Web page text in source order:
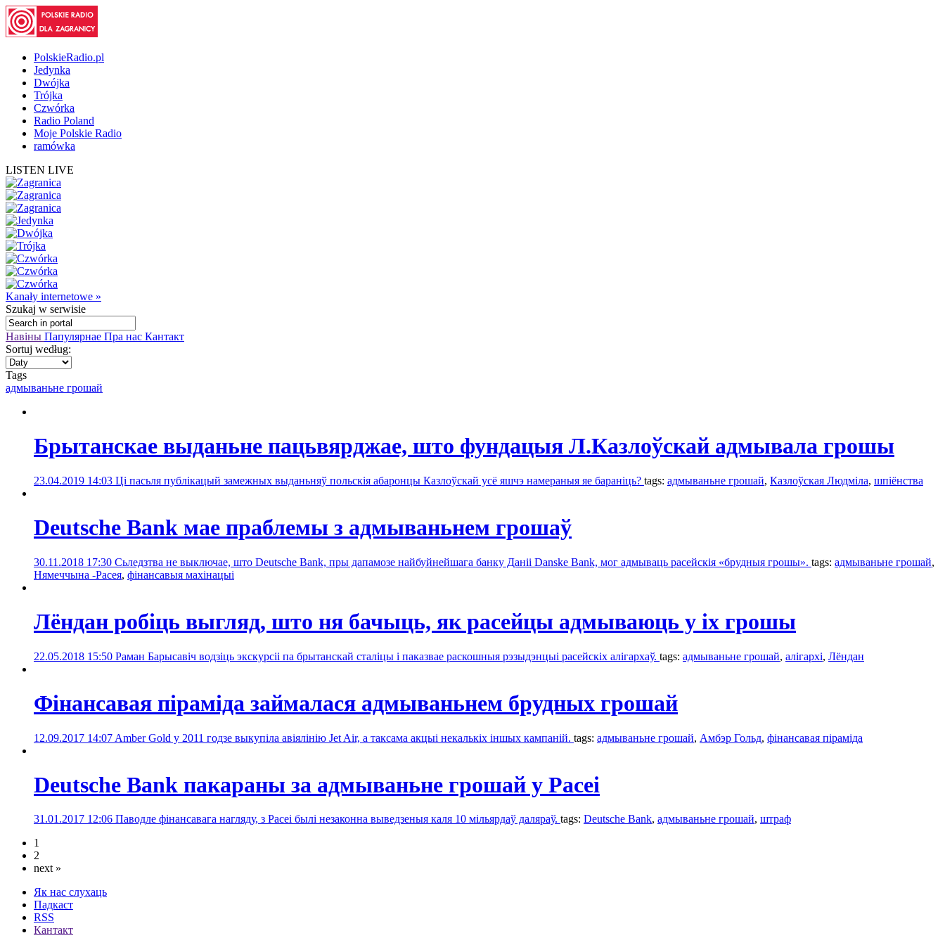
PolskieRadio.pl
Jedynka
Dwójka
Trójka
Czwórka
Radio Poland
Moje Polskie Radio
ramówka
LISTEN LIVE
Kanały internetowe »
Szukaj w serwisie
Навіны Папулярнае Пра нас Кантакт
Sortuj według:
Tags
адмываньне грошай
Брытанскае выданьне пацьвярджае, што фундацыя Л.Казлоўскай адмывала грошы
23.04.2019 14:03 Ці пасьля публікацый замежных выданьняў польскія абаронцы Казлоўскай усё яшчэ намераныя яе бараніць? tags: адмываньне грошай, Казлоўская Людміла, шпіёнства
Deutsche Bank мае праблемы з адмываньнем грошаў
30.11.2018 17:30 Сьледзтва не выключае, што Deutsche Bank, пры дапамозе найбуйнейшага банку Даніі Danske Bank, мог адмываць расейскія «брудныя грошы». tags: адмываньне грошай,
Нямеччына -Расея, фінансавыя махінацыі
Лёндан робіць выгляд, што ня бачыць, як расейцы адмываюць у іх грошы
22.05.2018 15:50 Раман Барысавіч водзіць экскурсіі па брытанскай сталіцы і паказвае раскошныя рэзыдэнцыі расейскіх алігархаў. tags: адмываньне грошай, алігархі, Лёндан
Фінансавая піраміда займалася адмываньнем брудных грошай
12.09.2017 14:07 Amber Gold у 2011 годзе выкупіла авіялінію Jet Air, а таксама акцыі некалькіх іншых кампаній. tags: адмываньне грошай, Амбэр Гольд, фінансавая піраміда
Deutsche Bank пакараны за адмываньне грошай у Расеі
31.01.2017 12:06 Паводле фінансавага нагляду, з Расеі былі незаконна выведзеныя каля 10 мільярдаў даляраў. tags: Deutsche Bank, адмываньне грошай, штраф
1
2
next »
Як нас слухаць
Падкаст
RSS
Кантакт